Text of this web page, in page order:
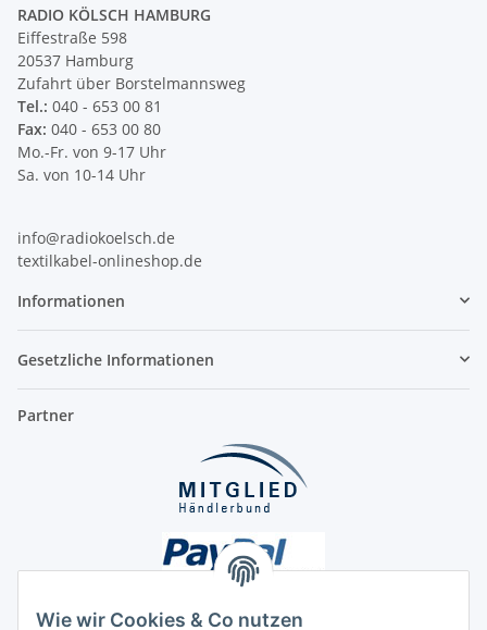
Wie wir Cookies & Co nutzen
RADIO KÖLSCH HAMBURG
Eiffestraße 598
20537 Hamburg
Zufahrt über Borstelmannsweg
Tel.: 040 - 653 00 81
Fax: 040 - 653 00 80
Mo.-Fr. von 9-17 Uhr
Sa. von 10-14 Uhr
info@radiokoelsch.de
textilkabel-onlineshop.de
Informationen
Gesetzliche Informationen
Partner